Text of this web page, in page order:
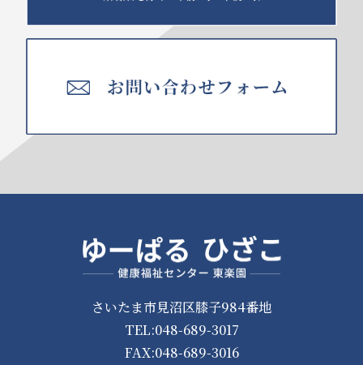
さいたま市見沼区膝子984番地
TEL:048-689-3017
FAX:048-689-3016